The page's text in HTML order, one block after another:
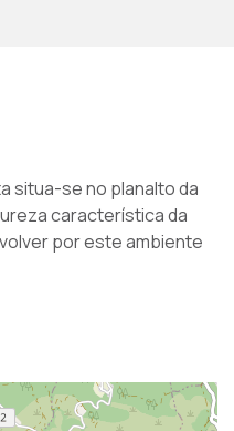
situa-se no planalto da
característica da
por este ambiente